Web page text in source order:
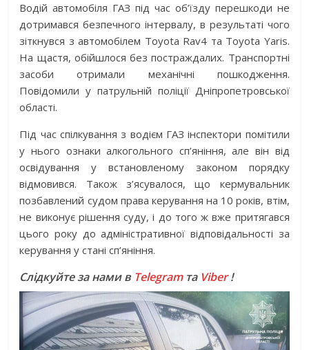
Водій автомобіля ГАЗ під час об’їзду перешкоди не
дотримався безпечного інтервалу, в результаті чого
зіткнувся з автомобілем Toyota Rav4 та Toyota Yaris.
На щастя, обійшлося без постраждалих. Транспортні
засоби отримали механічні пошкодження.
Повідомили у патрульній поліції Дніпропетровської
області.
Під час спілкування з водієм ГАЗ інспектори помітили
у нього ознаки алкогольного сп’яніння, але він від
освідування у встановленому законом порядку
відмовився. Також з’ясувалося, що кермувальник
позбавлений судом права керування на 10 років, втім,
не виконує рішення суду, і до того ж вже притягався
цього року до адміністративної відповідальності за
керування у стані сп’яніння.
Слідкуйте за нами в Telegramта Viber!